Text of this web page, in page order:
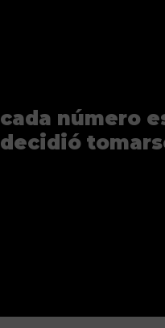
cada número
decidió